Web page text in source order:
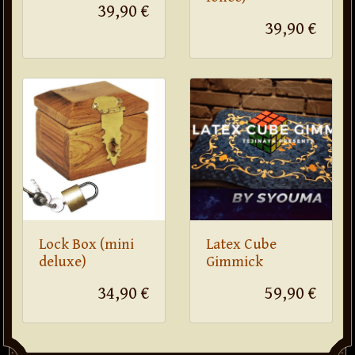
39,90 €
39,90 €
Lock Box (mini
deluxe)
34,90 €
Latex Cube
Gimmick
59,90 €